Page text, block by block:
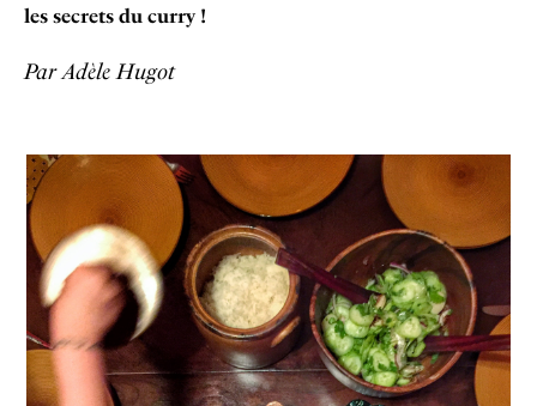
les secrets du curry !
Par Adèle Hugot